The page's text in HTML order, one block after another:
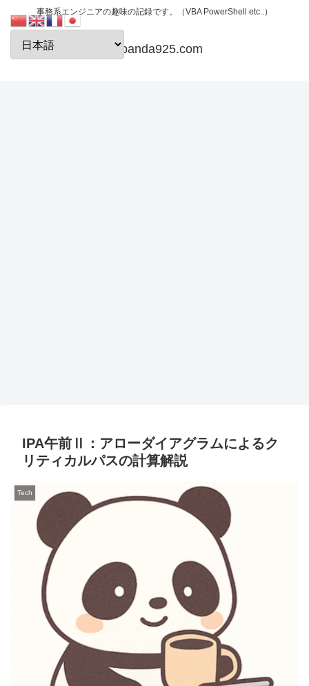
事務系エンジニアの趣味の記録です。（VBA PowerShell etc..）
papanda925.com
IPA午前Ⅱ：アローダイアグラムによるク
リティカルパスの計算解説
Tech